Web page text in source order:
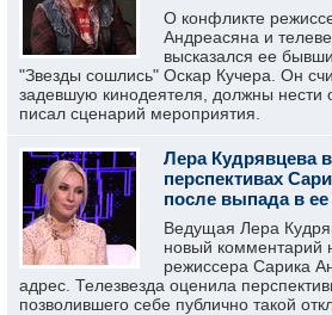
О конфликте
Андреасяна и
высказался ее
"Звезды сошлись" Оскар Кучера. Он
задевшую кинодеятеля, должны нести
писал сценарий мероприятия.
Лера Кудрявцева
перспективах
после выпада в ее
Ведущая Лера
новый комментарий
режиссера Сарика
адрес. Телезвезда оценила
позволившего себе публично такой